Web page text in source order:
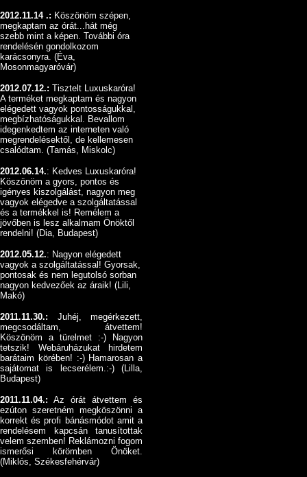
2012.11.14 .: Köszönöm szépen,
megkaptam az órát...hát még
szebb mint a képen. További óra
rendelésén gondolkozom
karácsonyra. (Éva,
Mosonmagyaróvár)
2012.07.12.: Tisztelt Luxuskaróra!
A terméket megkaptam és nagyon
elégedett vagyok pontosságukkal,
megbízhatóságukkal. Bevallom
idegenkedtem az interneten való
megrendelésektől, de kellemesen
csalódtam. (Tamás, Miskolc)
2012.06.14.: Kedves Luxuskaróra!
Köszönöm a gyors, pontos és
igényes kiszolgálást, nagyon meg
vagyok elégedve a szolgáltatással
és a termékkel is! Remélem a
jövőben is lesz alkalmam Önöktől
rendelni! (Dia, Budapest)
2012.05.12.: Nagyon elégedett
vagyok a szolgáltatással! Gyorsak,
pontosak és nem legutolsó sorban
nagyon kedvezőek az áraik! (Lili,
Makó)
2011.11.30.: Juhéj, megérkezett,
megcsodáltam, átvettem!
Köszönöm a türelmet :-) Nagyon
tetszik! Webáruházukat hirdetem
barátaim körében! :-) Hamarosan a
sajátomat is lecserélem.:-) (Lilla,
Budapest)
2011.11.04.: Az órát átvettem és
ezúton szeretném megköszönni a
korrekt és profi bánásmódot amit a
rendelésem kapcsán tanusítottak
velem szemben! Reklámozni fogom
ismerősi körömben Önöket.
(Miklós, Székesfehérvár)